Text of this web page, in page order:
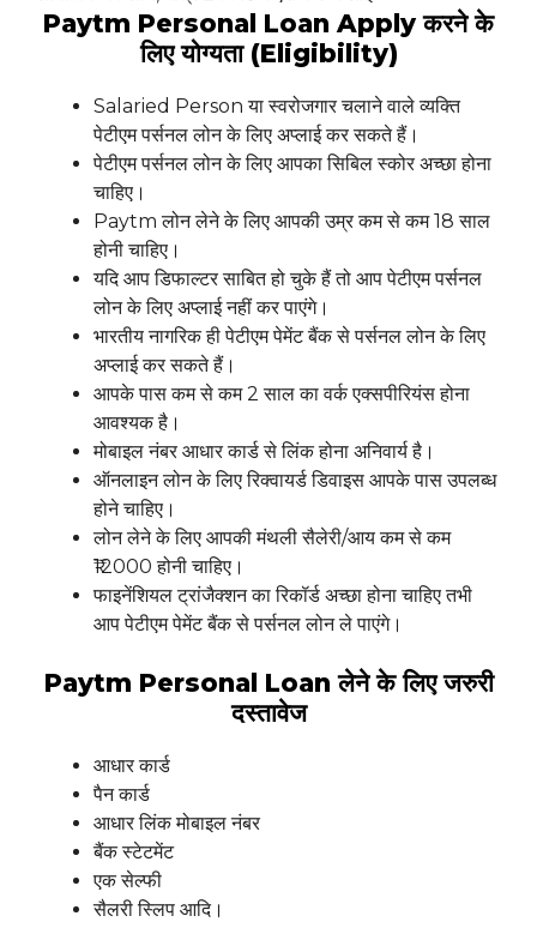
Paytm Personal Loan Apply करने के
लिए योग्यता (Eligibility)
Salaried Person या स्वरोजगार चलाने वाले व्यक्ति
पेटीएम पर्सनल लोन के लिए अप्लाई कर सकते हैं।
पेटीएम पर्सनल लोन के लिए आपका सिबिल स्कोर अच्छा होना
चाहिए।
Paytm लोन लेने के लिए आपकी उम्र कम से कम 18 साल
होनी चाहिए।
यदि आप डिफाल्टर साबित हो चुके हैं तो आप पेटीएम पर्सनल
लोन के लिए अप्लाई नहीं कर पाएंगे।
भारतीय नागरिक ही पेटीएम पेमेंट बैंक से पर्सनल लोन के लिए
अप्लाई कर सकते हैं।
आपके पास कम से कम 2 साल का वर्क एक्सपीरियंस होना
आवश्यक है।
मोबाइल नंबर आधार कार्ड से लिंक होना अनिवार्य है।
ऑनलाइन लोन के लिए रिक्वायर्ड डिवाइस आपके पास उपलब्ध
होने चाहिए।
लोन लेने के लिए आपकी मंथली सैलेरी/आय कम से कम
₹12000 होनी चाहिए।
फाइनेंशियल ट्रांजैक्शन का रिकॉर्ड अच्छा होना चाहिए तभी
आप पेटीएम पेमेंट बैंक से पर्सनल लोन ले पाएंगे।
Paytm Personal Loan लेने के लिए जरुरी
दस्तावेज
आधार कार्ड
पैन कार्ड
आधार लिंक मोबाइल नंबर
बैंक स्टेटमेंट
एक सेल्फी
सैलरी स्लिप आदि।